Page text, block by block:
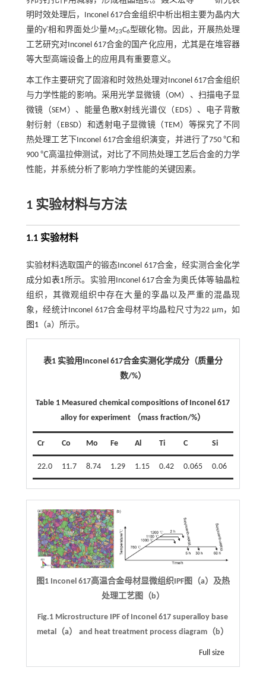
明时效处理后，Inconel 617合金组织中析出相主要为晶内大
量的γ′相和界面处少量M23C6型碳化物。因此，开展热处理
工艺研究对Inconel 617合金的国产化应用，尤其是在堆容器
等大型高端设备上的应用具有重要意义。
本工作主要研究了固溶和时效热处理对Inconel 617合金组织
与力学性能的影响。采用光学显微镜（OM）、扫描电子显
微镜（SEM）、能量色散X射线光谱仪（EDS）、电子背散
射衍射（EBSD）和透射电子显微镜（TEM）等探究了不同
热处理工艺下Inconel 617合金组织演变，并进行了750 ℃和
900 ℃高温拉伸测试，对比了不同热处理工艺后合金的力学
性能，并系统分析了影响力学性能的关键因素。
1 实验材料与方法
1.1 实验材料
实验材料选取国产的锻态Inconel 617合金，经实测合金化学
成分如 表1所示。实验用Inconel 617合金为奥氏体等轴晶粒
组织，其微观组织中存在大量的孪晶以及严重的混晶现
象，经统计Inconel 617合金母材平均晶粒尺寸为22 μm，如
图1（a）所示。
表1 实验用Inconel 617合金实测化学成分（质量分
数/%）
Table 1 Measured chemical compositions of Inconel 617
alloy for experiment （mass fraction/%）
Cr Co Mo Fe Al Ti C Si
22.0 11.7 8.74 1.29 1.15 0.42 0.065 0.06
图1 Inconel 617高温合金母材显微组织IPF图（a）及热
处理工艺图（b）
Fig.1 Microstructure IPF of Inconel 617 superalloy base
metal（a） and heat treatment process diagram（b）
Full size